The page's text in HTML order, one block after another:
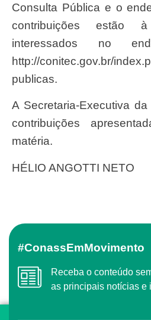
Consulta Pública e o
contribuições estão
interessados no
http://conitec.gov.br/
publicas.
A Secretaria-Executiva da Conitec avaliará as
contribuições
matéria.
HÉLIO ANGOTTI NETO
#ConassEmMovimento
Receba o conteúdo semanal do Conass com
as principais notícias e